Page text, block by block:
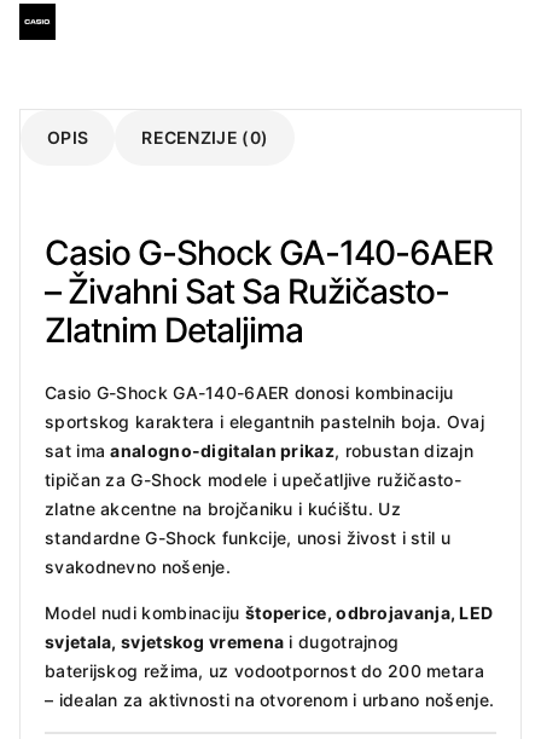
OPIS RECENZIJE (0)
Casio G-Shock GA-140-6AER
– Živahni Sat Sa Ružičasto-
Zlatnim Detaljima
Casio G-Shock GA-140-6AER donosi kombinaciju
sportskog karaktera i elegantnih pastelnih boja. Ovaj
sat imaanalogno-digitalan prikaz, robustan dizajn
tipičan za G-Shock modele i upečatljive ružičasto-
zlatne akcentne na brojčaniku i kućištu. Uz
standardne G-Shock funkcije, unosi živost i stil u
svakodnevno nošenje.
Model nudi kombinaciju štoperice, odbrojavanja, LED
svjetala, svjetskog vremena i dugotrajnog
baterijskog režima, uz vodootpornost do 200 metara
– idealan za aktivnosti na otvorenom i urbano nošenje.